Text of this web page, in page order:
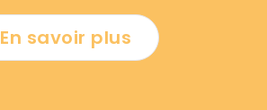
En savoir plus